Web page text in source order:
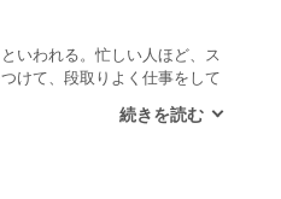
いわれる。忙しい人ほど、ス
けて、段取りよく仕事をして
、学生と社会人では、どちら
もの」は、学生のほうが物理